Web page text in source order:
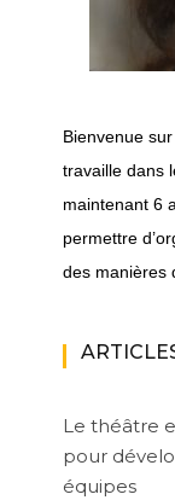
Bienvenue
travaille dans
maintenant 6
permettre
des manières
Le théâtre
pour
équipes